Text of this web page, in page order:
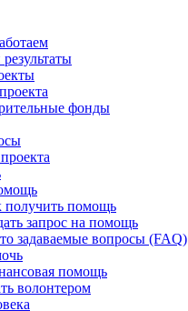
фонды
получить помощь
запрос на помощь
задаваемые вопросы (FAQ)
помощь
волонтером